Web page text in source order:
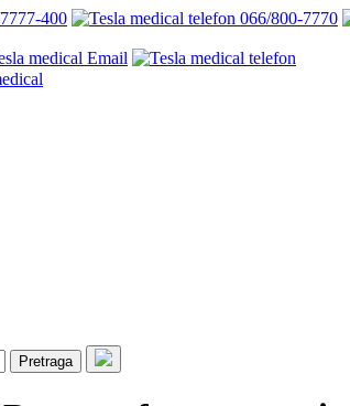
400 066/800-7770
Pretraga